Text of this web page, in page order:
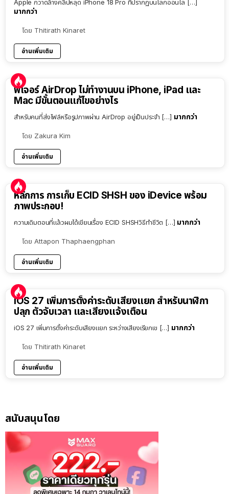
Apple กวาดล้างคลิปหลุด iPhone 18 Pro ที่ปรากฏบนโลกออนไล […]
มากกว่า
โดย Thitirath Kinaret
อ่านเพิ่มเติม
ฟีเจอร์ AirDrop ไม่ทำงานบน iPhone, iPad และ
Mac มีขั้นตอนแก้ไขอย่างไร
สำหรับคนที่ส่งไฟล์หรือรูปภาพผ่าน AirDrop อยู่เป็นประจำ […] มากกว่า
โดย Zakura Kim
อ่านเพิ่มเติม
หลักการ การเก็บ ECID SHSH ของ iDevice พร้อม
ภาพประกอบ!
ความเดิมตอนที่แล้วผมได้เขียนเรื่อง ECID SHSHวิธีทำชีวิต […] มากกว่า
โดย Attapon Thaphaengphan
อ่านเพิ่มเติม
iOS 27 เพิ่มการตั้งค่าระดับเสียงแยก สำหรับนาฬิกา
ปลุก ตัวจับเวลา และเสียงแจ้งเตือน
iOS 27 เพิ่มการตั้งค่าระดับเสียงแยก ระหว่างเสียงเรียกเข […] มากกว่า
โดย Thitirath Kinaret
อ่านเพิ่มเติม
สนับสนุนโดย